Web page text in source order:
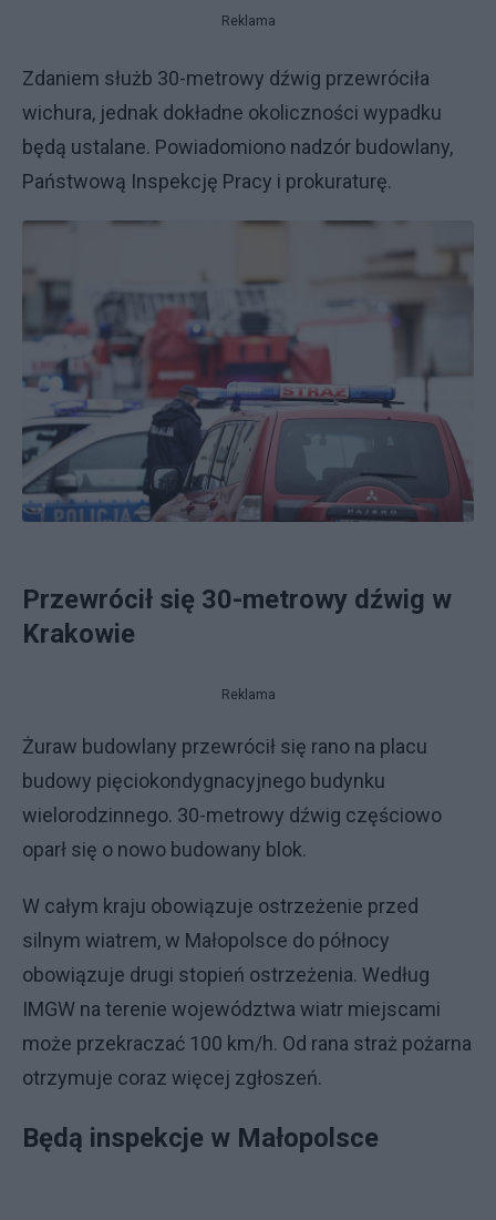
Reklama
Zdaniem służb 30-metrowy dźwig przewróciła
wichura, jednak dokładne okoliczności wypadku
będą ustalane. Powiadomiono nadzór budowlany,
Państwową Inspekcję Pracy i prokuraturę.
Przewrócił się 30-metrowy dźwig w
Krakowie
Reklama
Żuraw budowlany przewrócił się rano na placu
budowy pięciokondygnacyjnego budynku
wielorodzinnego. 30-metrowy dźwig częściowo
oparł się o nowo budowany blok.
W całym kraju obowiązuje ostrzeżenie przed
silnym wiatrem, w Małopolsce do północy
obowiązuje drugi stopień ostrzeżenia. Według
IMGW na terenie województwa wiatr miejscami
może przekraczać 100 km/h. Od rana straż pożarna
otrzymuje coraz więcej zgłoszeń.
Będą inspekcje w Małopolsce